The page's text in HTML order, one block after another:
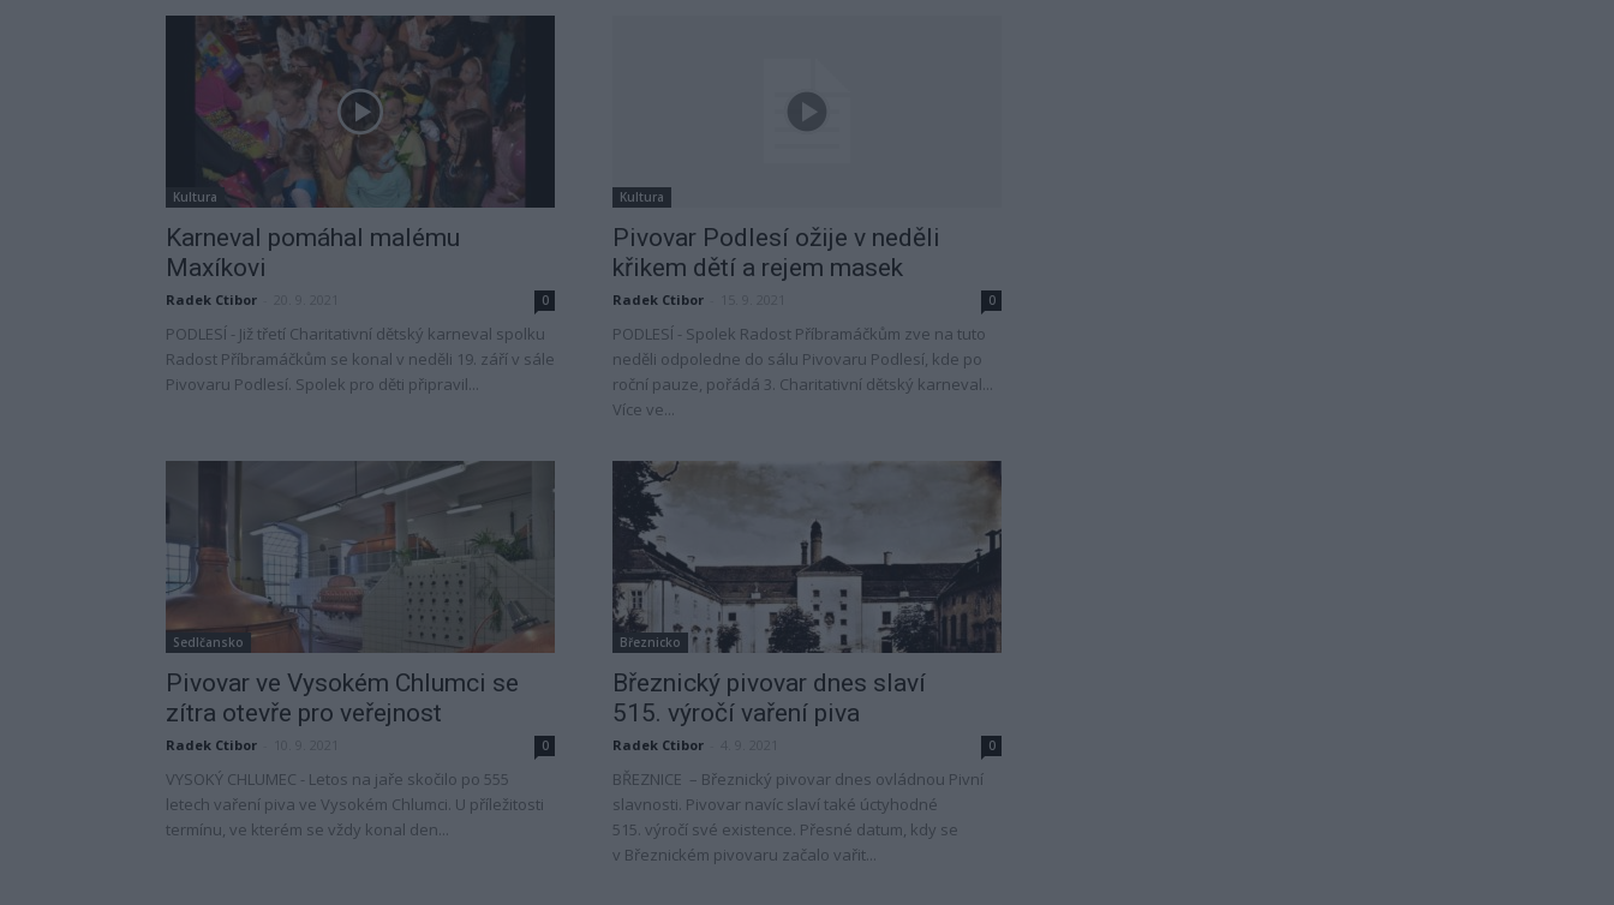
Kultura
Karneval pomáhal malému
Maxíkovi
Radek Ctibor 0
PODLESÍ - Již třetí Charitativní dětský karneval spolku
Radost Příbramáčkům se konal v neděli 19. září v sále
Pivovaru Podlesí. Spolek pro děti připravil...
Kultura
Pivovar Podlesí ožije v neděli
křikem dětí a rejem masek
Radek Ctibor 0
PODLESÍ - Spolek Radost Příbramáčkům zve na tuto
neděli odpoledne do sálu Pivovaru Podlesí, kde po
roční pauze, pořádá 3. Charitativní dětský karneval...
Více ve...
Sedlčansko
Pivovar ve Vysokém Chlumci se
zítra otevře pro veřejnost
Radek Ctibor 0
VYSOKÝ CHLUMEC - Letos na jaře skočilo po 555
letech vaření piva ve Vysokém Chlumci. U příležitosti
termínu, ve kterém se vždy konal den...
Březnicko
Březnický pivovar dnes slaví
515. výročí vaření piva
Radek Ctibor 0
BŘEZNICE – Březnický pivovar dnes ovládnou Pivní
slavnosti. Pivovar navíc slaví také úctyhodné
515. výročí své existence. Přesné datum, kdy se
v Březnickém pivovaru začalo vařit...